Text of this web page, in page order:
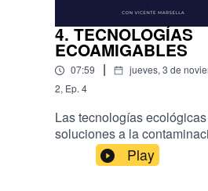
4. TECNOLOGÍAS
ECOAMIGABLES
07:59 | jueves, 3 de
2, Ep. 4
Las tecnologías
soluciones a la
agua, el tratamiento de
problemas urgentes, están
Play